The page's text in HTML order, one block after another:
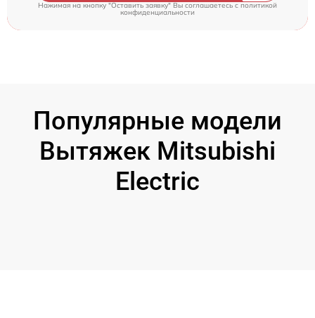
Нажимая на кнопку "Оставить заявку" Вы соглашаетесь c политикой
конфиденциальности
Популярные модели
Вытяжек Mitsubishi
Electric